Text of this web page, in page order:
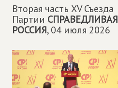
Вторая часть XV Съезда
Партии СПРАВЕДЛИВАЯ
РОССИЯ,04 июля 2026